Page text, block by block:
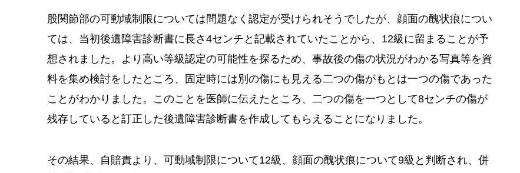
股関節部の可動域制限については問題なく認定が受けられそうでしたが、顔面の醜状痕につい
ては、当初後遺障害診断書に長さ4センチと記載されていたことから、12級に留まることが予
想されました。より高い等級認定の可能性を探るため、事故後の傷の状況がわかる写真等を資
料を集め検討をしたところ、固定時には別の傷にも見える二つの傷がもとは一つの傷であった
ことがわかりました。このことを医師に伝えたところ、二つの傷を一つとして8センチの傷が
残存していると訂正した後遺障害診断書を作成してもらえることになりました。
その結果、自賠責より、可動域制限について12級、顔面の醜状痕について9級と判断され、併